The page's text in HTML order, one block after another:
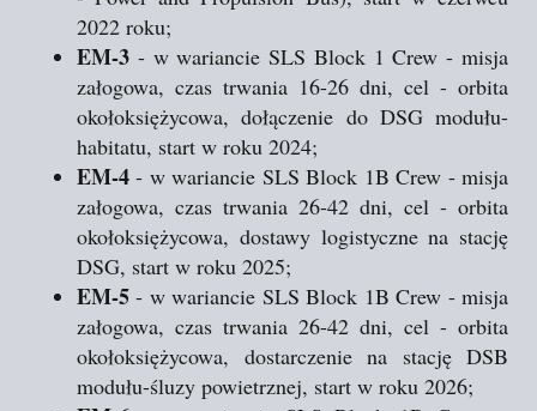
2022 roku;
EM-3 - w wariancie SLS Block 1 Crew - misja
załogowa, czas trwania 16-26 dni, cel - orbita
okołoksiężycowa, dołączenie do DSG modułu-
habitatu, start w roku 2024;
EM-4 - w wariancie SLS Block 1B Crew - misja
załogowa, czas trwania 26-42 dni, cel - orbita
okołoksiężycowa, dostawy logistyczne na stację
DSG, start w roku 2025;
EM-5 - w wariancie SLS Block 1B Crew - misja
załogowa, czas trwania 26-42 dni, cel - orbita
okołoksiężycowa, dostarczenie na stację DSB
modułu-śluzy powietrznej, start w roku 2026;